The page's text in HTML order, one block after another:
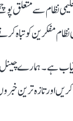
نظام سے
نظام مفکرین کو
ہے۔ ہمارے
اور تازہ ترین